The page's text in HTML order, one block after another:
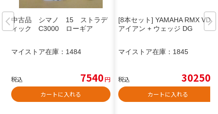
中古品 シマノ 15 ストラデ
ィック C3000 ローギア
マイストア在庫： 1484
税込 7540円
カートに入れる
[8本セット] YAMAHA RMX VD/R
アイアン + ウェッジ DG
マイストア在庫： 1845
税込 30250
カートに入れる